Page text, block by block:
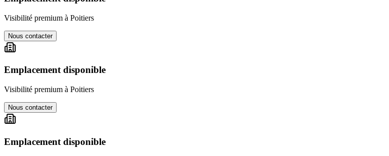
Visibilité premium à Poitiers
Nous contacter
Emplacement disponible
Visibilité premium à Poitiers
Nous contacter
Emplacement disponible